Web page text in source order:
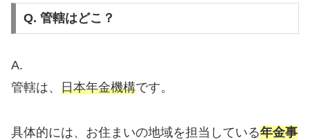
Q. 管轄はどこ？
A.
管轄は、 日本年金機構です。
具体的には、お住まいの地域を担当している年金事